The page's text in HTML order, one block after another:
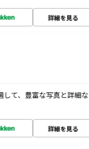
詳細を見る
て、豊富な写真と詳細な
詳細を見る